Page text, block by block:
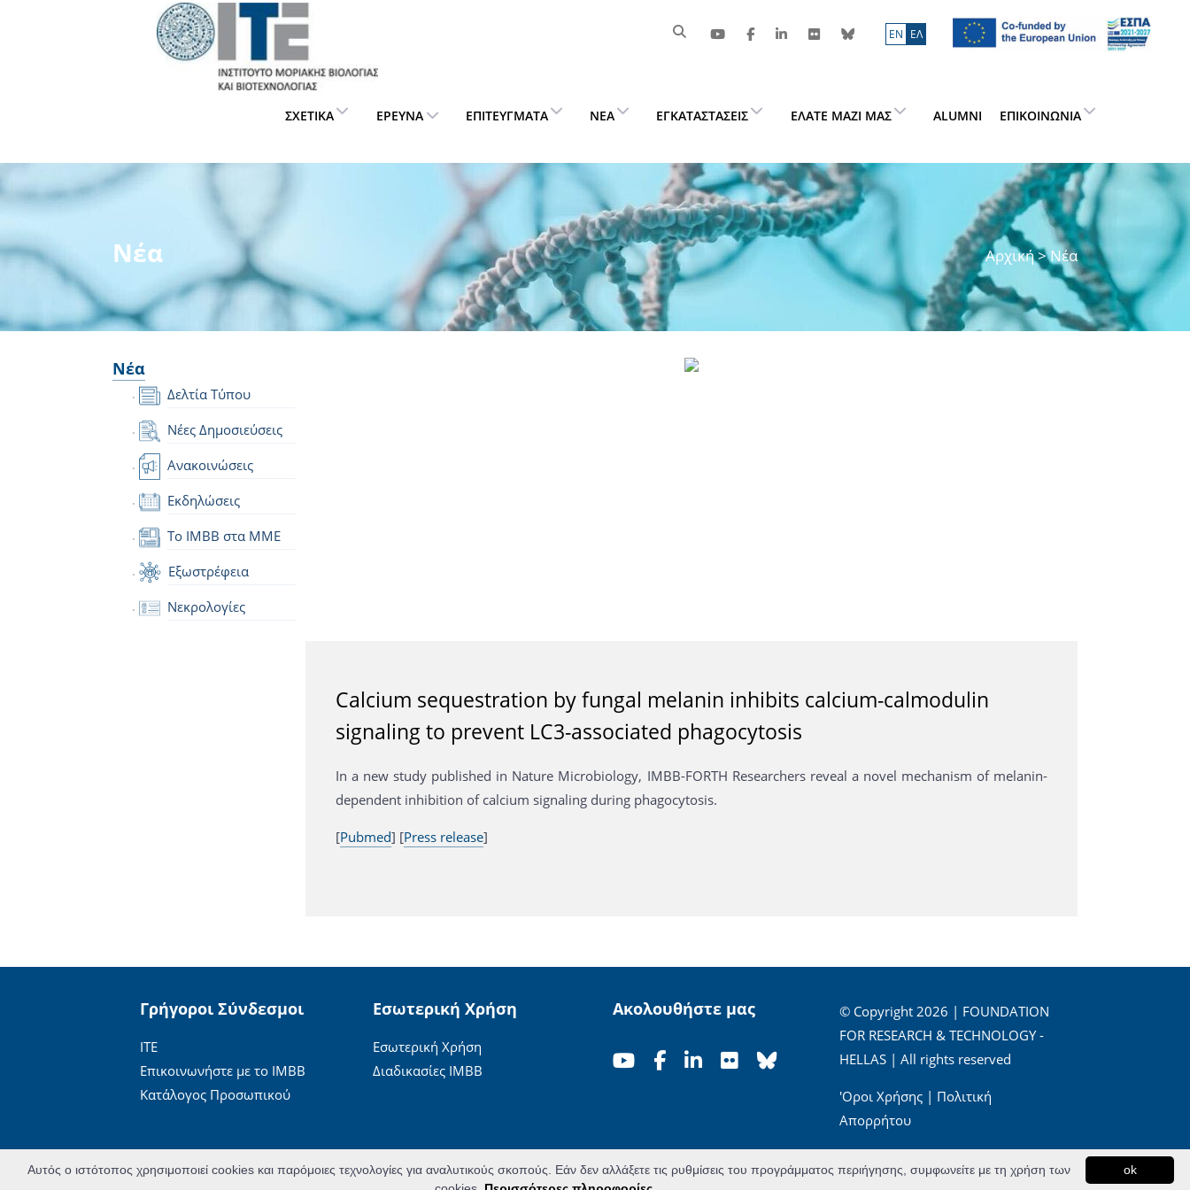
ΕN ΕΛ
ΣΧΕΤΙΚΆ ΈΡΕΥΝΑ ΕΠΙΤΕΎΓΜΑΤΑ ΝΈΑ ΕΓΚΑΤΑΣΤΆΣΕΙΣ ΕΛΆΤΕ ΜΑΖΊ ΜΑΣ ALUMNI ΕΠΙΚΟΙΝΩΝΊΑ
Νέα Αρχική> Νέα
Νέα
Δελτία Τύπου
Νέες Δημοσιεύσεις
Ανακοινώσεις
Εκδηλώσεις
Το IMBB στα ΜΜΕ
Εξωστρέφεια
Νεκρολογίες
Calcium sequestration by fungal melanin inhibits calcium-calmodulin
signaling to prevent LC3-associated phagocytosis
In a new study published in Nature Microbiology, IMBB-FORTH Researchers reveal a novel mechanism of melanin-
dependent inhibition of calcium signaling during phagocytosis.
[Pubmed] [Press release]
Γρήγοροι Σύνδεσμοι
ΙΤΕ
Επικοινωνήστε με το ΙΜΒΒ
Κατάλογος Προσωπικού
Εσωτερική Χρήση
Εσωτερική Χρήση
Διαδικασίες ΙΜΒΒ
Ακολουθήστε μας
© Copyright 2026 | FOUNDATION
FOR RESEARCH & TECHNOLOGY -
HELLAS | All rights reserved
'Οροι Χρήσης| Πολιτική
Απορρήτου
ok
Αυτός ο ιστότοπος χρησιμοποιεί cookies και παρόμοιες τεχνολογίες για αναλυτικούς σκοπούς. Εάν δεν αλλάξετε τις ρυθμίσεις του προγράμματος περιήγησης, συμφωνείτε με τη χρήση των